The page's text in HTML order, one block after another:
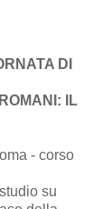
DI
IL
- corso
su